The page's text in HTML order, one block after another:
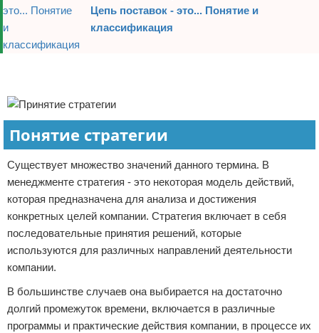
Цепь поставок - это... Понятие и
классификация
Понятие стратегии
Существует множество значений данного термина. В
менеджменте стратегия - это некоторая модель действий,
которая предназначена для анализа и достижения
конкретных целей компании. Стратегия включает в себя
последовательные принятия решений, которые
используются для различных направлений деятельности
компании.
В большинстве случаев она выбирается на достаточно
долгий промежуток времени, включается в различные
программы и практические действия компании, в процессе их